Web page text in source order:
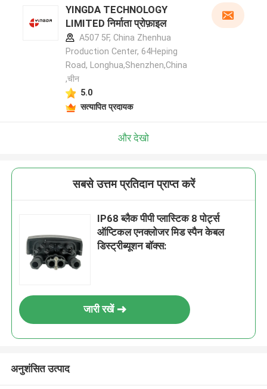
YINGDA TECHNOLOGY
LIMITED निर्माता प्रोफ़ाइल
A507 5F, China Zhenhua
Production Center, 64Heping
Road, Longhua,Shenzhen,China
,चीन
5.0
सत्यापित प्रदायक
और देखो
सबसे उत्तम प्रतिदान प्राप्त करें
IP68 ब्लैक पीपी प्लास्टिक 8 पोर्ट्स
ऑप्टिकल एनक्लोजर मिड स्पैन केबल
डिस्ट्रीब्यूशन बॉक्स:
जारी रखें
अनुशंसित उत्पाद